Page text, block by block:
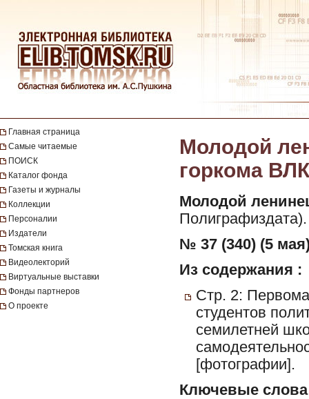
Главная страница
Самые читаемые
ПОИСК
Каталог фонда
Газеты и журналы
Коллекции
Персоналии
Издатели
Томская книга
Видеолекторий
Виртуальные выставки
Фонды партнеров
О проекте
Молодой
горкома
Молодой
Полиграфиздата).
№ 37 (340) (5
Из содержания :
Стр. 2:
студентов
семилетней
[фотографии].
Ключевые слова